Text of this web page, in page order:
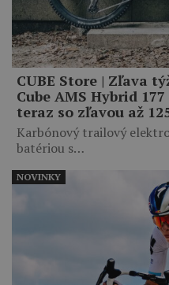
CUBE Store | Zľava
Cube AMS Hybrid
teraz so zľavou až
Karbónový trailový
batériou s…
NOVINKY